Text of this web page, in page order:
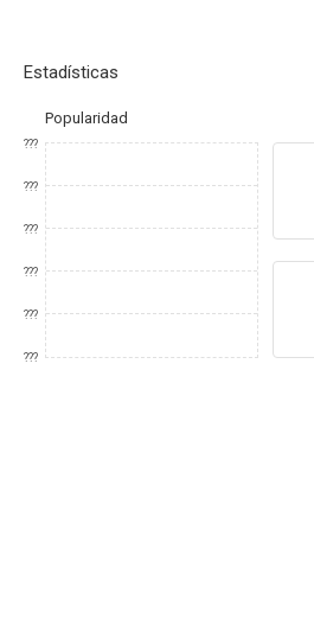
Estadísticas
Popularidad
???
???
???
???
???
???